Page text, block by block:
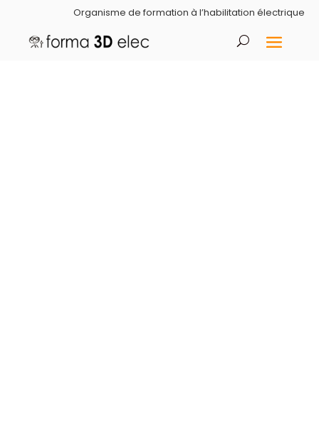
Organisme de formation à l’habilitation électrique